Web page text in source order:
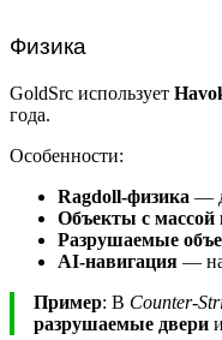
Физика
GoldSrc использует
года.
Особенности:
Ragdoll-физика —
Объекты с массой
Разрушаемые
AI-навигация —
Пример: В Counter-
разрушаемые двери и